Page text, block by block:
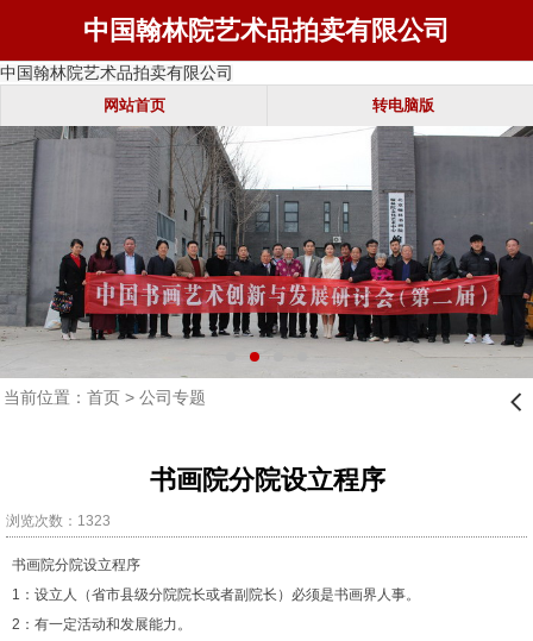
中国翰林院艺术品拍卖有限公司
中国翰林院艺术品拍卖有限公司
网站首页 转电脑版
当前位置： 首页> 公司专题 󰊒
书画院分院设立程序
浏览次数：1323
书画院分院设立程序
1：设立人（省市县级分院院长或者副院长）必须是书画界人事。
2：有一定活动和发展能力。